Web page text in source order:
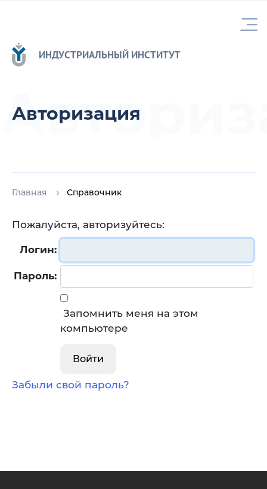
ИНДУСТРИАЛЬНЫЙ ИНСТИТУТ
Авторизация
Главная Справочник
Пожалуйста, авторизуйтесь:
Логин:
Пароль:
Запомнить меня на этом
компьютере
Забыли свой пароль?